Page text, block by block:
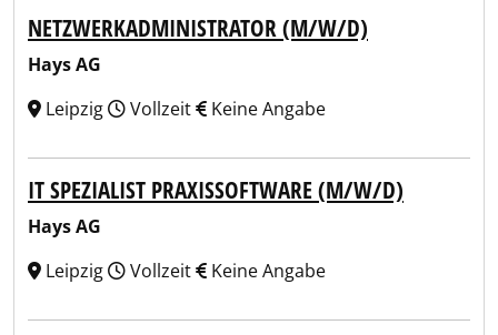
NETZWERKADMINISTRATOR (M/W/D)
Hays AG
Leipzig
Vollzeit Keine Angabe
IT SPEZIALIST PRAXISSOFTWARE (M/W/D)
Hays AG
Leipzig
Vollzeit Keine Angabe